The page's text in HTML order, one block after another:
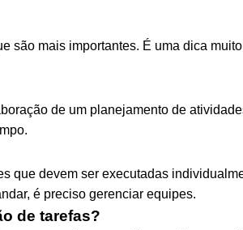
são mais importantes. É uma dica
de um planejamento de
que devem ser executadas
é preciso gerenciar equipes.
de tarefas?